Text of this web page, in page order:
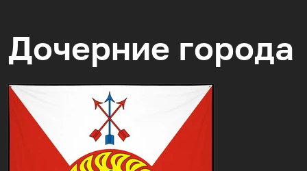
Дочерние города